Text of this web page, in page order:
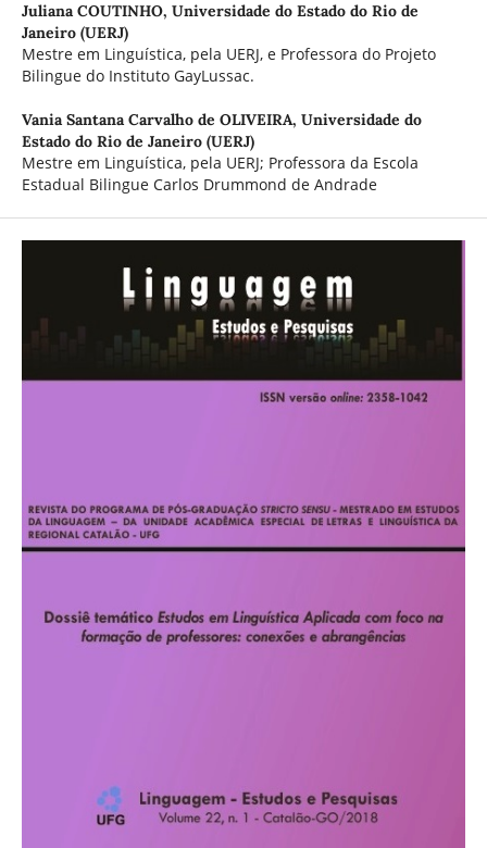
Juliana COUTINHO, Universidade do Estado do Rio de
Janeiro (UERJ)
Mestre em Linguística, pela UERJ, e Professora do Projeto
Bilingue do Instituto GayLussac.
Vania Santana Carvalho de OLIVEIRA, Universidade do
Estado do Rio de Janeiro (UERJ)
Mestre em Linguística, pela UERJ; Professora da Escola
Estadual Bilingue Carlos Drummond de Andrade